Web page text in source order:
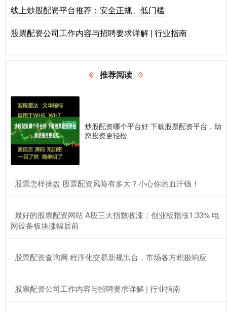
线上炒股配资平台推荐：安全正规、低门槛
股票配资公司工作内容与招聘要求详解 | 行业指南
推荐阅读
炒股配资哪个平台好 下载股票配资平台，助
您投资更轻松
​股票怎样操盘 股票配资风险有多大？小心你的血汗钱！
​最好的股票配资网站 A股三大指数收涨：创业板指涨1.33% 电
网设备板块涨幅居前
​股票配资查询网 程序化交易新规出台，市场各方积极响应
​股票配资公司工作内容与招聘要求详解 | 行业指南